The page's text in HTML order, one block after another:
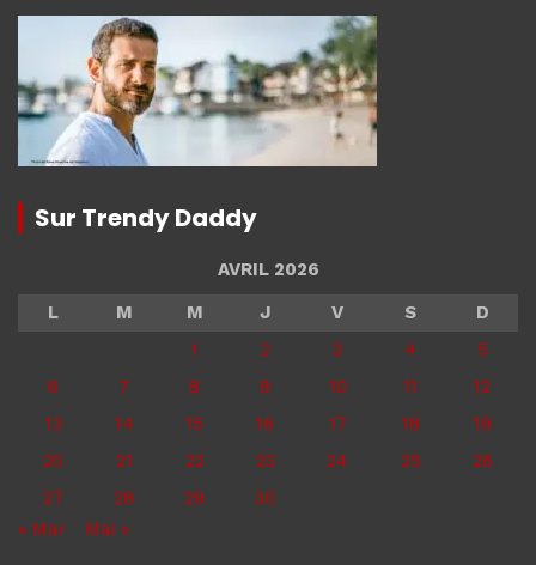
Sur Trendy Daddy
AVRIL 2026
L
M M J V S
D
1
2 3 4
5
6
7 8 9 10 11
12
13
14 15 16 17 18
19
20
21 22 23 24 25
26
27
28 29
30
« Mar
Mai »